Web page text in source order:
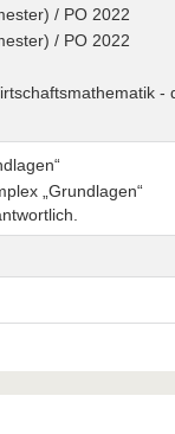
/ PO 2022
/ PO 2022
-
„Grundlagen“